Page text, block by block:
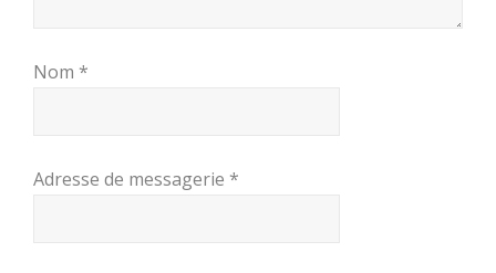
Nom *
Adresse de messagerie *